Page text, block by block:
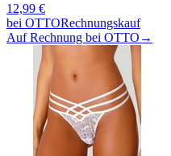
12,99 €
bei OTTORechnungskauf
Auf Rechnung bei OTTO →